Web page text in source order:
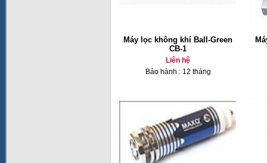
Máy lọc không khí Ball-Green
CB-1
Liên hệ
Bảo hành : 12 tháng